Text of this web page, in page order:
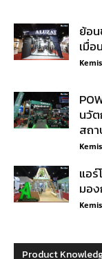
ย้อ
เมื่อ
นวั
สถา
แอ
มอ
Product